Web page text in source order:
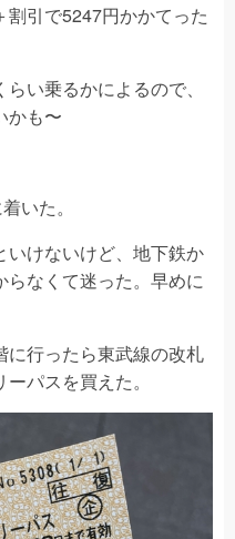
引で5247円かかてった
い乗るかによるので、
かも〜
いた。
いけないけど、地下鉄か
らなくて迷った。早めに
に行ったら東武線の改札
パスを買えた。